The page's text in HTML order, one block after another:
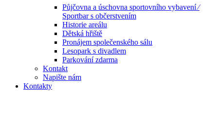
Půjčovna a úschovna sportovního vybavení ⁄
Sportbar s občerstvením
Historie areálu
Dětská hřiště
Pronájem společenského sálu
Lesopark s divadlem
Parkování zdarma
Kontakt
Napište nám
Kontakty